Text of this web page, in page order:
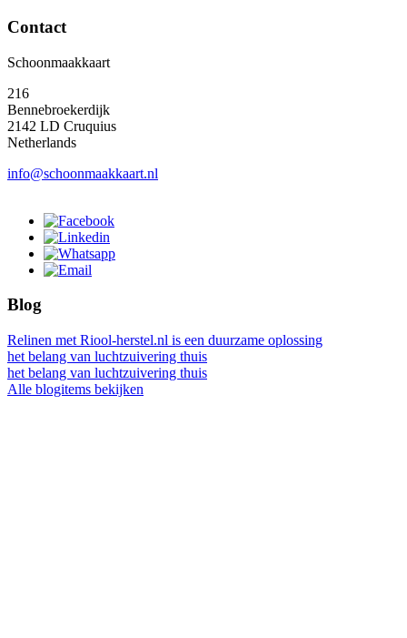
Contact
Schoonmaakkaart
216
Bennebroekerdijk
2142 LD Cruquius
Netherlands
info@schoonmaakkaart.nl
Blog
Relinen met Riool-herstel.nl is een duurzame oplossing
het belang van luchtzuivering thuis
het belang van luchtzuivering thuis
Alle blogitems bekijken